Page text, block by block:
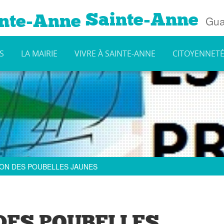
Sainte-Anne
LA MAIRIE VIVRE À SAINTE-ANNE CITOYENNETÉ
DES POUBELLES JAUNES